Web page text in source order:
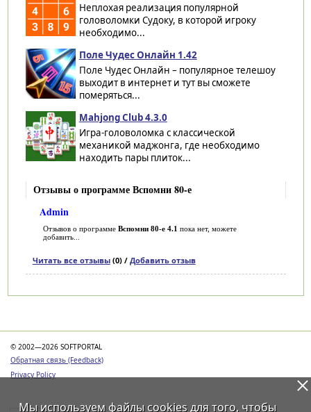
Неплохая реализация популярной
головоломки Судоку, в которой игроку
необходимо...
Поле Чудес Онлайн 1.42
Поле Чудес Онлайн – популярное телешоу
выходит в интернет и тут вы сможете
померяться...
Mahjong Club 4.3.0
Игра-головоломка с классической
механикой маджонга, где необходимо
находить пары плиток...
Отзывы о программе Вспомни 80-е
Admin
Отзывов о программе Вспомни 80-е 4.1 пока нет, можете
добавить...
Читать все отзывы(0) / Добавить отзыв
© 2002—2026 SOFTPORTAL
Обратная связь (Feedback)
Privacy Policy
Мы используем файлы cookiesдля того, чтобы